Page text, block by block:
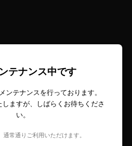
テナンス中です
ンテナンスを行っております。
ますが、しばらくお待ちくださ
い。
常通りご利用いただけます。